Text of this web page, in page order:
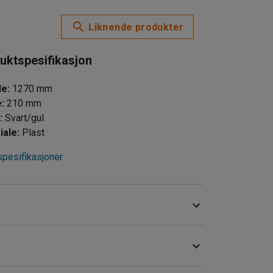
Liknende produkter
: 1270 mm
: 210 mm
: Svart/gul
: Plast